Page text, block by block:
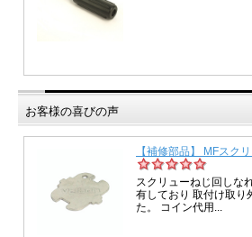
お客様の喜びの声